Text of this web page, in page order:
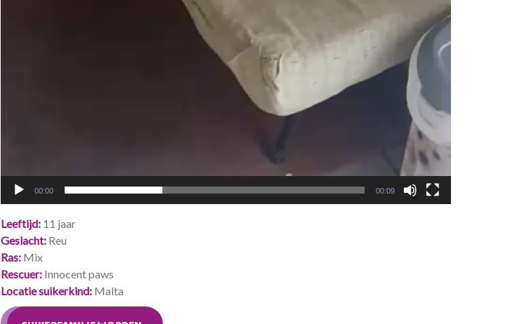
00:00 00:09
Leeftijd 11 jaar
Geslacht Reu
Ras Mix
Rescuer Innocent paws
Locatie suikerkind Malta